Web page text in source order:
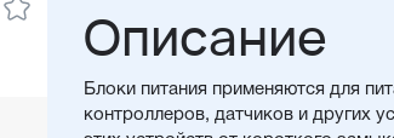
Описание
Блоки питания применяются для
контроллеров, датчиков и других